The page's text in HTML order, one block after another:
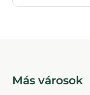
Más városok